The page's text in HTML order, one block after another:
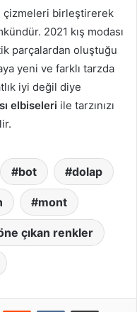
çizmeleri birleştirerek
2021 kış modası
parçalardan oluştuğu
yeni ve farklı tarzda
iyi değil diye
elbiseleri ile tarzınızı
bot dolap
mont
çıkan renkler